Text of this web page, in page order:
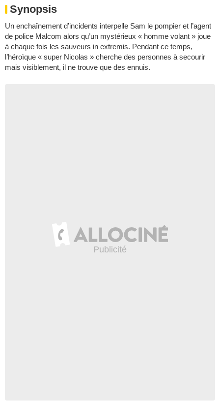
Synopsis
Un enchaînement d’incidents interpelle Sam le pompier et l’agent
de police Malcom alors qu’un mystérieux « homme volant » joue
à chaque fois les sauveurs in extremis. Pendant ce temps,
l’héroïque « super Nicolas » cherche des personnes à secourir
mais visiblement, il ne trouve que des ennuis.